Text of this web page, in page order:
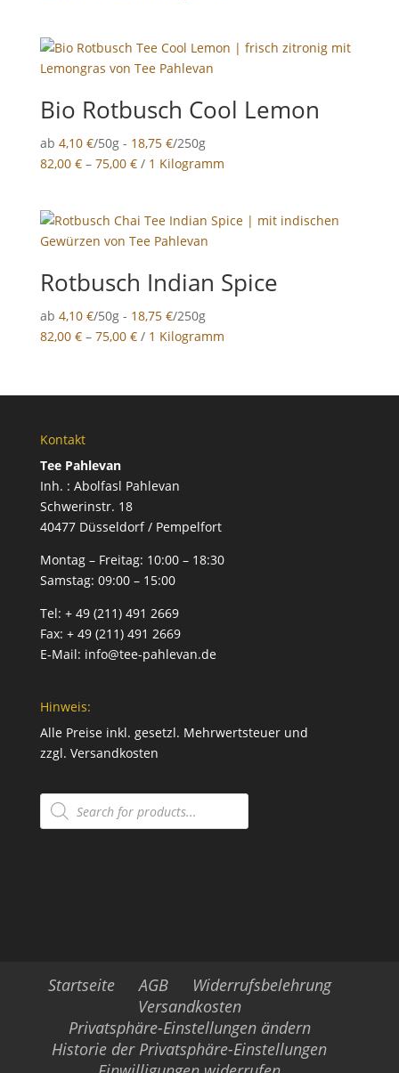
Bio Rotbusch Cool Lemon
ab 4,10 €/50g - 18,75 €/250g
82,00 €– 75,00 €/ 1 Kilogramm
Rotbusch Indian Spice
ab 4,10 €/50g - 18,75 €/250g
82,00 €– 75,00 €/ 1 Kilogramm
Kontakt
Tee Pahlevan
Inh. : Abolfasl Pahlevan
Schwerinstr. 18
40477 Düsseldorf / Pempelfort
Montag – Freitag: 10:00 – 18:30
Samstag: 09:00 – 15:00
Tel: + 49 (211) 491 2669
Fax: + 49 (211) 491 2669
E-Mail: info@tee-pahlevan.de
Hinweis:
Alle Preise inkl. gesetzl. Mehrwertsteuer und
zzgl. Versandkosten
Products
search
Startseite AGB
Widerrufsbelehrung
Versandkosten
Privatsphäre-Einstellungen ändern
Historie der Privatsphäre-Einstellungen